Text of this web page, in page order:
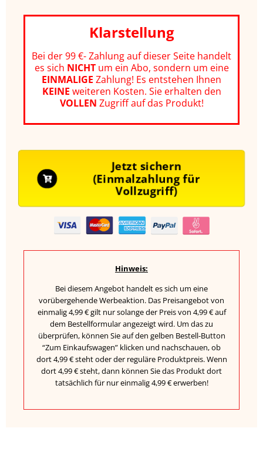
Klarstellung
Bei der 99 €- Zahlung auf dieser Seite handelt
es sich NICHTum ein Abo, sondern um eine
EINMALIGE Zahlung! Es entstehen Ihnen
KEINE weiteren Kosten. Sie erhalten den
VOLLEN Zugriff auf das Produkt!
Jetzt sichern
(Einmalzahlung für
Vollzugriff)
Hinweis:
Bei diesem Angebot handelt es sich um eine
vorübergehende Werbeaktion. Das Preisangebot von
einmalig 4,99 € gilt nur solange der Preis von 4,99 € auf
dem Bestellformular angezeigt wird. Um das zu
überprüfen, können Sie auf den gelben Bestell-Button
“Zum Einkaufswagen” klicken und nachschauen, ob
dort 4,99 € steht oder der reguläre Produktpreis. Wenn
dort 4,99 € steht, dann können Sie das Produkt dort
tatsächlich für nur einmalig 4,99 € erwerben!